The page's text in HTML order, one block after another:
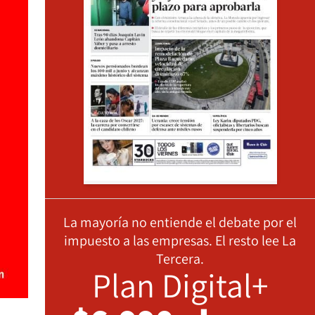
La mayoría no entiende el debate por el
impuesto a las empresas. El resto lee La
Tercera.
Plan Digital+